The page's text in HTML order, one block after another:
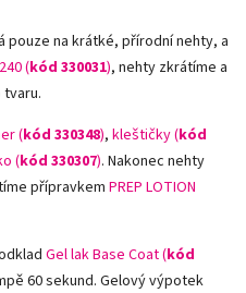
pouze na krátké, přírodní nehty, a
(kód 330031), nehty zkrátíme a
(kód 330348), kleštičky (kód
(kód 330307). Nakonec nehty
přípravkem PREP LOTION
Gel lak Base Coat (kód
60 sekund. Gelový výpotek